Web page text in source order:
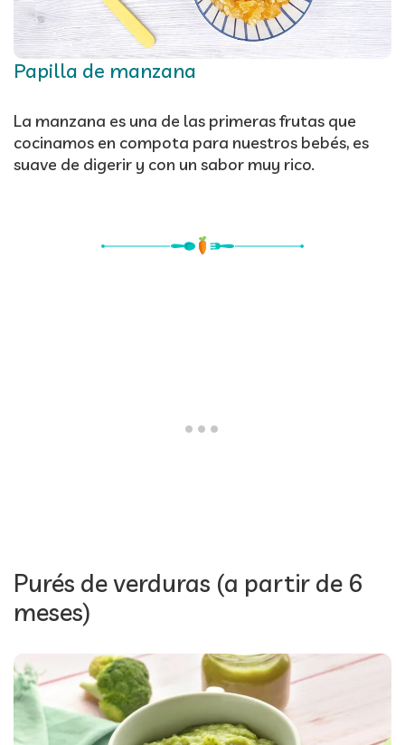
Papilla de manzana
La manzana es una de las primeras frutas que
cocinamos en compota para nuestros bebés, es
suave de digerir y con un sabor muy rico.
Purés de verduras (a partir de 6
meses)